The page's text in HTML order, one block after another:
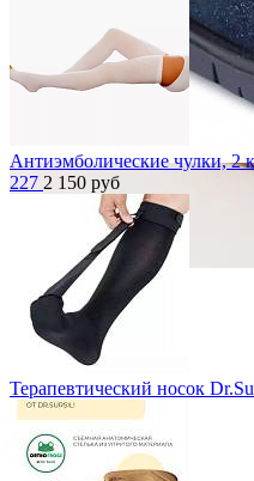
Антиэмболические чулки, 2
227 2 150 руб
Терапевтический носок